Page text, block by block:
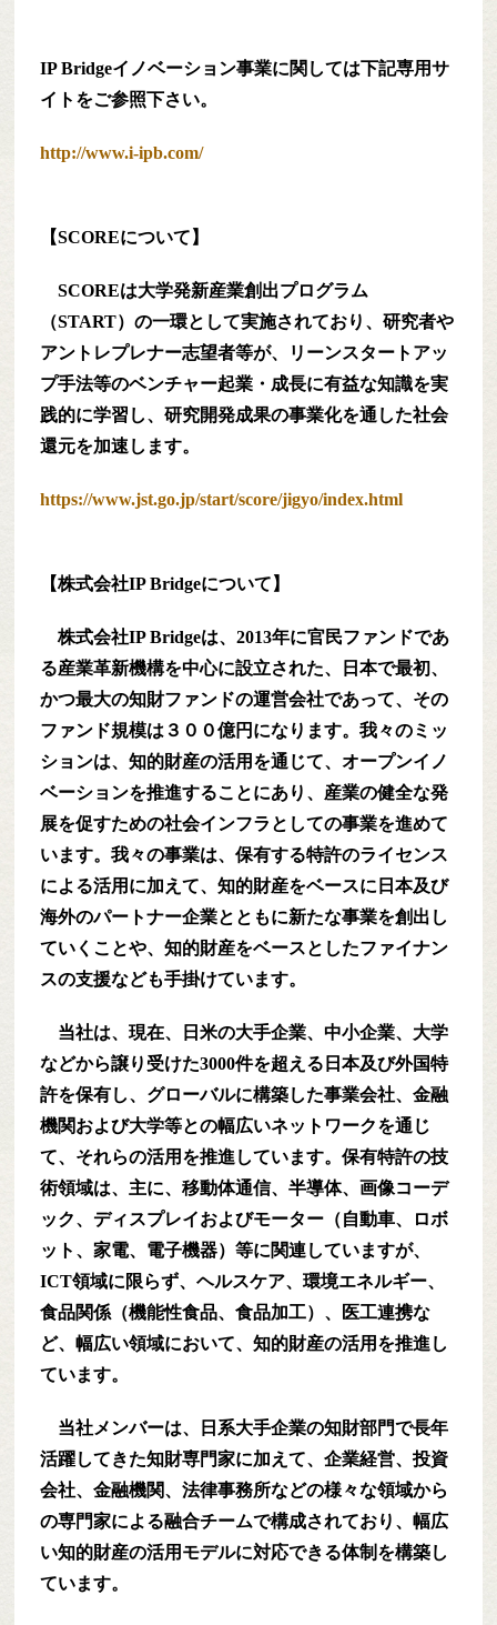
IP Bridgeイノベーション事業に関しては下記専用サ
イトをご参照下さい。
http://www.i-ipb.com/
【SCOREについて】
SCOREは大学発新産業創出プログラム
（START）の一環として実施されており、研究者や
アントレプレナー志望者等が、リーンスタートアッ
プ手法等のベンチャー起業・成長に有益な知識を実
践的に学習し、研究開発成果の事業化を通した社会
還元を加速します。
https://www.jst.go.jp/start/score/jigyo/index.html
【株式会社IP Bridgeについて】
株式会社IP Bridgeは、2013年に官民ファンドであ
る産業革新機構を中心に設立された、日本で最初、
かつ最大の知財ファンドの運営会社であって、その
ファンド規模は３００億円になります。我々のミッ
ションは、知的財産の活用を通じて、オープンイノ
ベーションを推進することにあり、産業の健全な発
展を促すための社会インフラとしての事業を進めて
います。我々の事業は、保有する特許のライセンス
による活用に加えて、知的財産をベースに日本及び
海外のパートナー企業とともに新たな事業を創出し
ていくことや、知的財産をベースとしたファイナン
スの支援なども手掛けています。
当社は、現在、日米の大手企業、中小企業、大学
などから譲り受けた3000件を超える日本及び外国特
許を保有し、グローバルに構築した事業会社、金融
機関および大学等との幅広いネットワークを通じ
て、それらの活用を推進しています。保有特許の技
術領域は、主に、移動体通信、半導体、画像コーデ
ック、ディスプレイおよびモーター（自動車、ロボ
ット、家電、電子機器）等に関連していますが、
ICT領域に限らず、ヘルスケア、環境エネルギー、
食品関係（機能性食品、食品加工）、医工連携な
ど、幅広い領域において、知的財産の活用を推進し
ています。
当社メンバーは、日系大手企業の知財部門で長年
活躍してきた知財専門家に加えて、企業経営、投資
会社、金融機関、法律事務所などの様々な領域から
の専門家による融合チームで構成されており、幅広
い知的財産の活用モデルに対応できる体制を構築し
ています。